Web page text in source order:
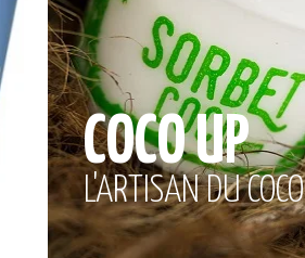
COCO UP
L'ARTISAN DU COCO